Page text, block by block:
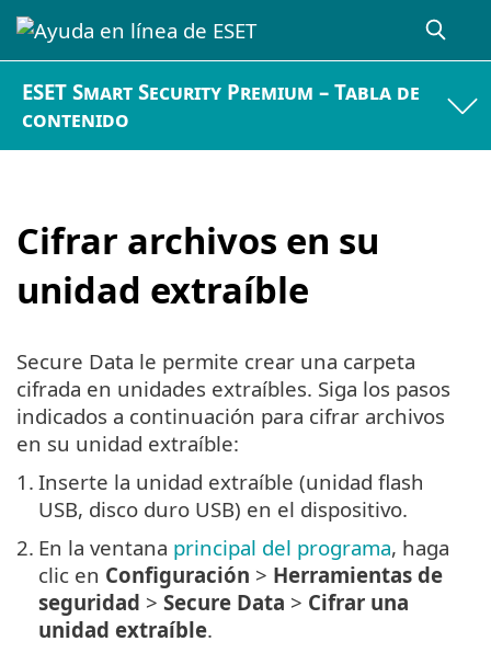
ESET Smart Security Premium – Tabla de
contenido
Cifrar archivos en su
unidad extraíble
Secure Data le permite crear una carpeta
cifrada en unidades extraíbles. Siga los pasos
indicados a continuación para cifrar archivos
en su unidad extraíble:
1. Inserte la unidad extraíble (unidad flash
USB, disco duro USB) en el dispositivo.
2. En la ventana principal del programa, haga
clic en Configuración > Herramientas de
seguridad > Secure Data > Cifrar una
unidad extraíble.